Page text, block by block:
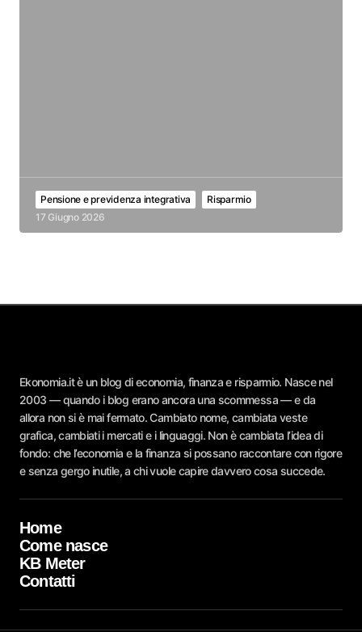
Pensione e previdenza integrativa
Risparmio
17 Giugno 2026
Ekonomia.it è un blog di economia, finanza e risparmio. Nasce nel
2003 — quando i blog erano ancora una scommessa — e da
allora non si è mai fermato. Cambiato nome, cambiata veste
grafica, cambiati i mercati e i linguaggi. Non è cambiata l’idea di
fondo: che l’economia e la finanza si possano raccontare con rigore
e senza gergo inutile, a chi vuole capire davvero cosa succede.
Home
Come nasce
KB Meter
Contatti